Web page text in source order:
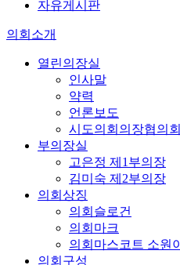
자유게시판
의회소개
열린의장실
인사말
약력
언론보도
시도의회의장협의회
부의장실
고은정 제1부의장
김미숙 제2부의장
의회상징
의회슬로건
의회마크
의회마스코트 소원이
의회구성